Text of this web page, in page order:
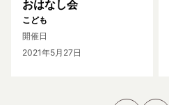
おはなし会
こども
開催日
2021年5月27日